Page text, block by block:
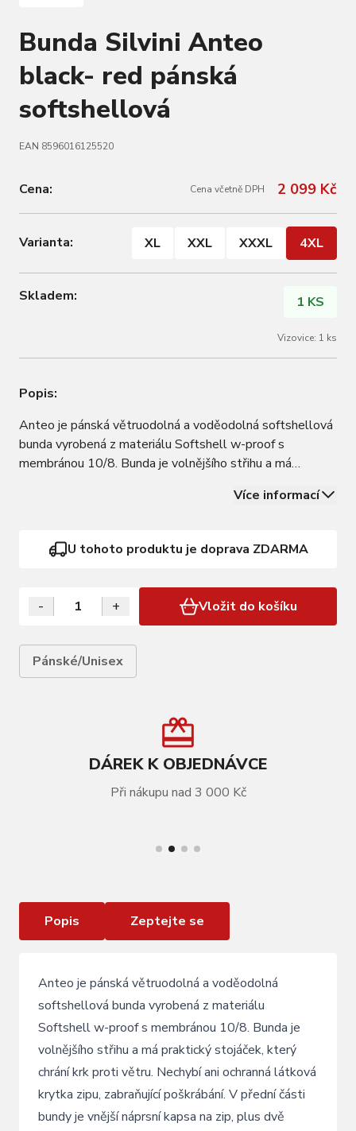
Bunda Silvini Anteo
black- red pánská
softshellová
EAN 8596016125520
Cena: Cena včetně DPH 2 099 Kč
Varianta: XL XXL XXXL 4XL
Skladem: 1 KS
Vizovice: 1 ks
Popis:
Anteo je pánská větruodolná a voděodolná softshellová
bunda vyrobená z materiálu Softshell w-proof s
membránou 10/8. Bunda je volnějšího střihu a má
ani ochranná látková krytka zipu, zabraňující poškrábání. V
Více informací
U tohoto produktu je doprava ZDARMA
- + Vložit do košíku
Pánské/Unisex
DÁREK K OBJEDNÁVCE
Při nákupu nad 3 000 Kč
Bunda Silvini Anteo black- red pánská
Popis Zeptejte se
Anteo je pánská větruodolná a voděodolná
softshellová bunda vyrobená z materiálu
Softshell w-proof s membránou 10/8. Bunda je
volnějšího střihu a má praktický stojáček, který
chrání krk proti větru. Nechybí ani ochranná látková
krytka zipu, zabraňující poškrábání. V přední části
bundy je vnější náprsní kapsa na zip, plus dvě